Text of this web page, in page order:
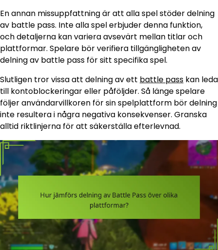
En annan missuppfattning är att alla spel stöder delning
av battle pass. Inte alla spel erbjuder denna funktion,
och detaljerna kan variera avsevärt mellan titlar och
plattformar. Spelare bör verifiera tillgängligheten av
delning av battle pass för sitt specifika spel.
Slutligen tror vissa att delning av ett battle pass kan leda
till kontoblockeringar eller påföljder. Så länge spelare
följer användarvillkoren för sin spelplattform bör delning
inte resultera i några negativa konsekvenser. Granska
alltid riktlinjerna för att säkerställa efterlevnad.